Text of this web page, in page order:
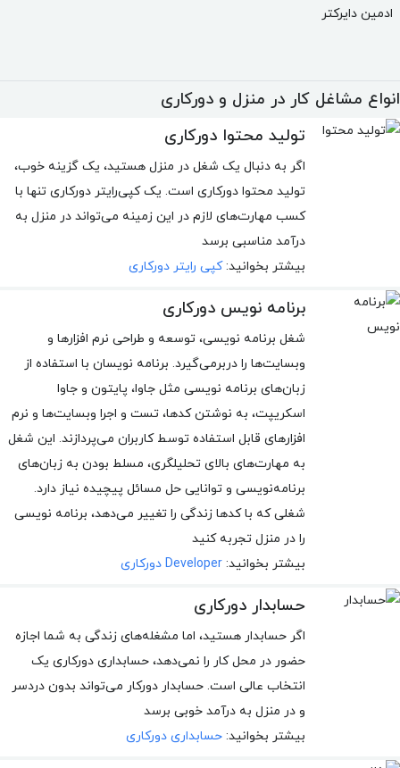
ادمین دایرکتر
انواع مشاغل کار در منزل و دورکاری
تولید محتوا دورکاری
اگر به دنبال یک شغل در منزل هستید، یک گزینه خوب،
تولید محتوا دورکاری است. یک کپی‌رایتر دورکاری تنها با
کسب مهارت‌های لازم در این زمینه می‌تواند در منزل به
درآمد مناسبی برسد
بیشتر بخوانید:کپی رایتر دورکاری
برنامه نویس دورکاری
شغل برنامه نویسی، توسعه و طراحی نرم افزارها و
وبسایت‌ها را دربرمی‌گیرد. برنامه نویسان با استفاده از
زبان‌های برنامه نویسی مثل جاوا، پایتون و جاوا
اسکریپت، به نوشتن کدها، تست و اجرا وبسایت‌ها و نرم
افزارهای قابل استفاده توسط کاربران می‌پردازند. این شغل
به مهارت‌های بالای تحلیلگری، مسلط بودن به زبان‌های
برنامه‌نویسی و توانایی حل مسائل پیچیده نیاز دارد.
شغلی که با کدها زندگی را تغییر می‌دهد، برنامه نویسی
را در منزل تجربه کنید
بیشتر بخوانید: Developer دورکاری
حسابدار دورکاری
اگر حسابدار هستید، اما مشغله‌های زندگی به شما اجازه
حضور در محل کار را نمی‌دهد، حسابداری دورکاری یک
انتخاب عالی است. حسابدار دورکار می‌تواند بدون دردسر
و در منزل به درآمد خوبی برسد
بیشتر بخوانید: حسابداری دورکاری